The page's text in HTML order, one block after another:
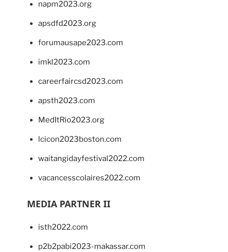
napm2023.org
apsdfd2023.org
forumausape2023.com
imkl2023.com
careerfaircsd2023.com
apsth2023.com
MedItRio2023.org
lcicon2023boston.com
waitangidayfestival2022.com
vacancesscolaires2022.com
MEDIA PARTNER II
isth2022.com
p2b2pabi2023-makassar.com